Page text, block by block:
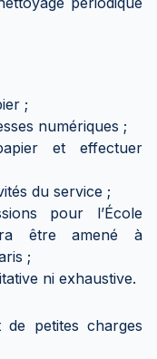
;
numériques ;
et effectuer
du service ;
pour l’École
être amené à
;
ni exhaustive.
petites charges